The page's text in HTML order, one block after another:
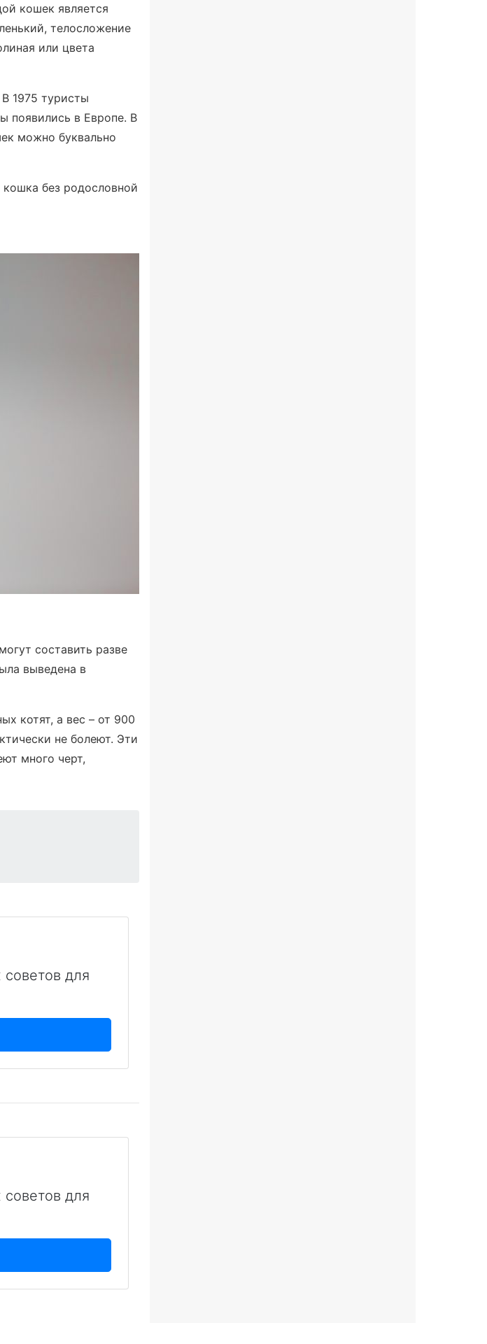
кошек является
телосложение
или цвета
1975 туристы
появились в Европе. В
можно буквально
без родословной
составить разве
выведена в
котят, а вес – от 900
не болеют. Эти
много черт,
для
для